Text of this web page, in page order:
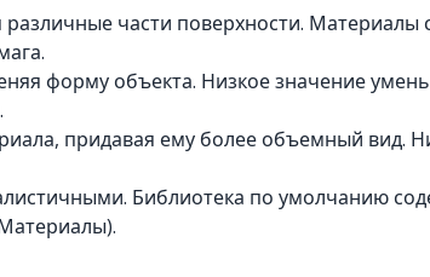
части поверхности.
форму объекта. Низкое значение
придавая ему более объемный вид.
Библиотека по умолчанию